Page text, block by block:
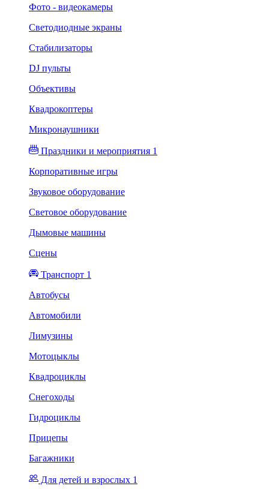
Фото - видеокамеры
Светодиодные экраны
Стабилизаторы
DJ пульты
Объективы
Квадрокоптеры
Микронаушники
Праздники и мероприятия 1
Корпоративные игры
Звуковое оборудование
Световое оборудование
Дымовые машины
Сцены
Транспорт 1
Автобусы
Автомобили
Лимузины
Мотоцыклы
Квадроциклы
Снегоходы
Гидроциклы
Прицепы
Багажники
Для детей и взрослых 1